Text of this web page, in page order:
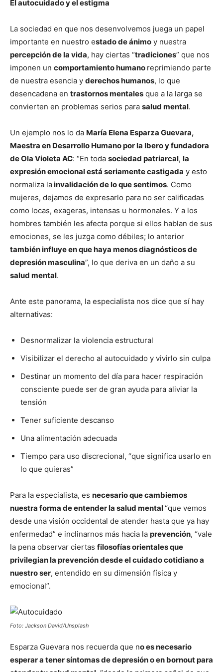
El autocuidado y el estigma
La sociedad en que nos desenvolvemos juega un papel
importante en nuestro estado de ánimo y nuestra
percepción de la vida, hay ciertas “tradiciones” que nos
imponen un comportamiento humano reprimiendo parte
de nuestra esencia y derechos humanos, lo que
desencadena en trastornos mentales que a la larga se
convierten en problemas serios para salud mental.
Un ejemplo nos lo da María Elena Esparza Guevara,
Maestra en Desarrollo Humano por la Ibero y fundadora
de Ola Violeta AC: “En toda sociedad patriarcal, la
expresión emocional está seriamente castigada y esto
normaliza lainvalidación de lo que sentimos. Como
mujeres, dejamos de expresarlo para no ser calificadas
como locas, exageras, intensas u hormonales. Y a los
hombres también les afecta porque si ellos hablan de sus
emociones, se les juzga como débiles; lo anterior
también influye en que haya menos diagnósticos de
depresión masculina”, lo que deriva en un daño a su
salud mental.
Ante este panorama, la especialista nos dice que sí hay
alternativas:
Desnormalizar la violencia estructural
Visibilizar el derecho al autocuidado y vivirlo sin culpa
Destinar un momento del día para hacer respiración
consciente puede ser de gran ayuda para aliviar la
tensión
Tener suficiente descanso
Una alimentación adecuada
Tiempo para uso discrecional, “que significa usarlo en
lo que quieras”
Para la especialista, es necesario que cambiemos
nuestra forma de entender la salud mental“que vemos
desde una visión occidental de atender hasta que ya hay
enfermedad” e inclinarnos más hacia la prevención, “vale
la pena observar ciertas filosofías orientales que
privilegian la prevención desde el cuidado cotidiano a
nuestro ser, entendido en su dimensión física y
emocional”.
Foto: Jackson David/Unsplash
Esparza Guevara nos recuerda que no es necesario
esperar a tener síntomas de depresión o en bornout para